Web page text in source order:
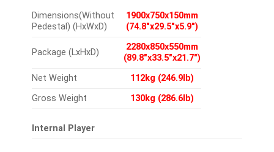
Dimensions(Without
Pedestal) (HxWxD)
1900x750x150mm
(74.8″x29.5″x5.9″)
Package (LxHxD)
2280x850x550mm
(89.8″x33.5″x21.7″)
Net Weight
112kg (246.9lb)
Gross Weight
130kg (286.6lb)
Internal Player